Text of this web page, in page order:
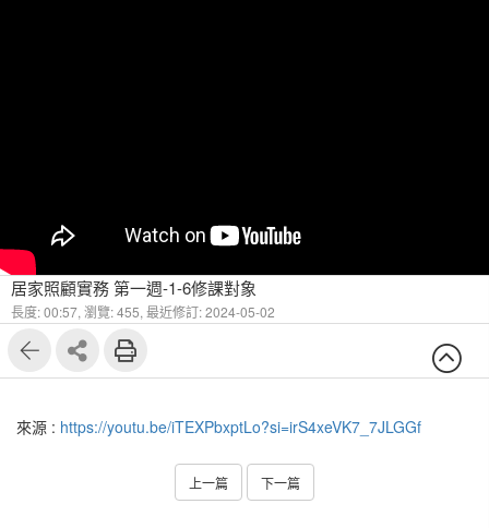
居家照顧實務 第一週-1-6修課對象
長度: 00:57, 瀏覽: 455, 最近修訂: 2024-05-02
來源 : https://youtu.be/iTEXPbxptLo?si=irS4xeVK7_7JLGGf
上一篇 下一篇